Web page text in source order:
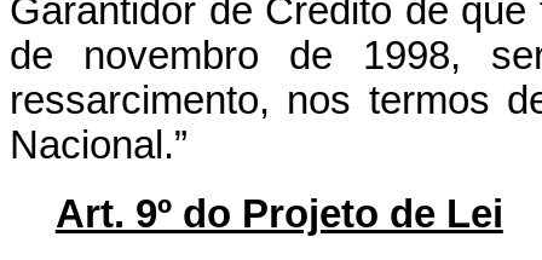
Garantidor de Crédito de
de novembro de 1998,
ressarcimento, nos termos
Nacional.”
Art. 9º do Projeto de Lei